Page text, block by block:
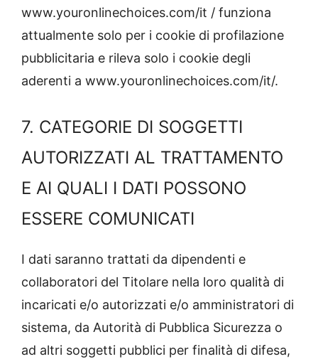
www.youronlinechoices.com/it / funziona
attualmente solo per i cookie di profilazione
pubblicitaria e rileva solo i cookie degli
aderenti a www.youronlinechoices.com/it/.
7. CATEGORIE DI SOGGETTI
AUTORIZZATI AL TRATTAMENTO
E AI QUALI I DATI POSSONO
ESSERE COMUNICATI
I dati saranno trattati da dipendenti e
collaboratori del Titolare nella loro qualità di
incaricati e/o autorizzati e/o amministratori di
sistema, da Autorità di Pubblica Sicurezza o
ad altri soggetti pubblici per finalità di difesa,